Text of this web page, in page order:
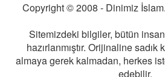
Copyright © 2008 - Dinimiz İslam.
Sitemizdeki bilgiler, bütün
hazırlanmıştır. Orijinaline sadık
almaya gerek kalmadan, herkes
edebilir.